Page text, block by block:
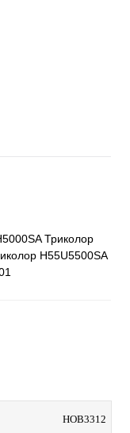
Триколор
H55U5500SA
HOB3312